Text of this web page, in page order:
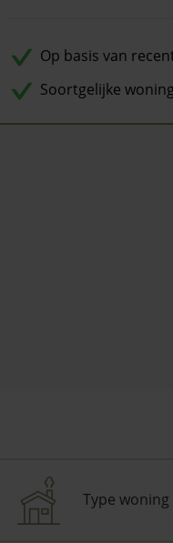
Op basis van
Soortgelijke
Type woning